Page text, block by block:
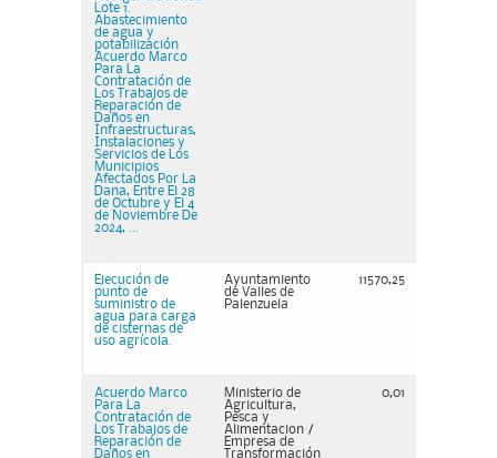
Lote 1.
Abastecimiento
de agua y
potabilización
Acuerdo Marco
Para La
Contratación de
Los Trabajos de
Reparación de
Daños en
Infraestructuras,
Instalaciones y
Servicios de Los
Municipios
Afectados Por La
Dana, Entre El 28
de Octubre y El 4
de Noviembre De
2024, ...
Ejecución de
punto de
suministro de
agua para carga
de cisternas de
uso agrícola.
Ayuntamiento
de Valles de
Palenzuela
11570,25
Acuerdo Marco
Para La
Contratación de
Los Trabajos de
Reparación de
Daños en
Ministerio de
Agricultura,
Pesca y
Alimentacion /
Empresa de
Transformación
0,01